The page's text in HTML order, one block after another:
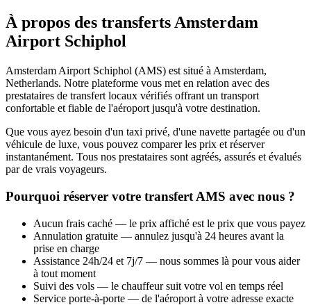
À propos des transferts Amsterdam
Airport Schiphol
Amsterdam Airport Schiphol (AMS) est situé à Amsterdam,
Netherlands. Notre plateforme vous met en relation avec des
prestataires de transfert locaux vérifiés offrant un transport
confortable et fiable de l'aéroport jusqu'à votre destination.
Que vous ayez besoin d'un taxi privé, d'une navette partagée ou d'un
véhicule de luxe, vous pouvez comparer les prix et réserver
instantanément. Tous nos prestataires sont agréés, assurés et évalués
par de vrais voyageurs.
Pourquoi réserver votre transfert AMS avec nous ?
Aucun frais caché — le prix affiché est le prix que vous payez
Annulation gratuite — annulez jusqu'à 24 heures avant la
prise en charge
Assistance 24h/24 et 7j/7 — nous sommes là pour vous aider
à tout moment
Suivi des vols — le chauffeur suit votre vol en temps réel
Service porte-à-porte — de l'aéroport à votre adresse exacte